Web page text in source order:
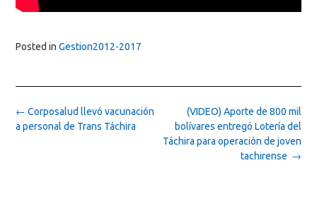
Posted in Gestion2012-2017
Post
navigation
(VIDEO) Aporte de 800 mil
bolívares entregó Lotería del
Táchira para operación de joven
tachirense →
← Corposalud llevó vacunación
a personal de Trans Táchira